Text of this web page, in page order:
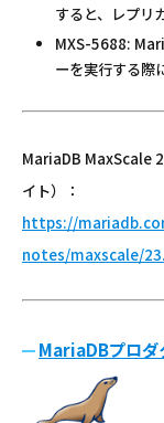
すると、レプリ
MXS-5688:
ーを実行する際
MariaDB MaxScale
イト）：
https://
notes/maxscale/
MariaDBプロダ